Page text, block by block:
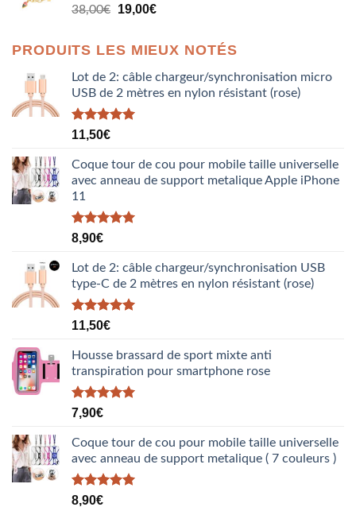
38,00€.19,00€.
38,00€
Le
était :
38,00€.
19,00€Le
est :
19,00€.
PRODUITS LES MIEUX NOTÉS
Lot de 2: câble chargeur/synchronisation micro
USB de 2 mètres en nylon résistant (rose)
Note5.00
11,50€
Coque tour de cou pour mobile taille universelle
avec anneau de support metalique Apple iPhone
11
Note5.00
8,90€
Lot de 2: câble chargeur/synchronisation USB
type-C de 2 mètres en nylon résistant (rose)
Note5.00
11,50€
Housse brassard de sport mixte anti
transpiration pour smartphone rose
Note5.00
7,90€
Coque tour de cou pour mobile taille universelle
avec anneau de support metalique ( 7 couleurs )
Note5.00
8,90€